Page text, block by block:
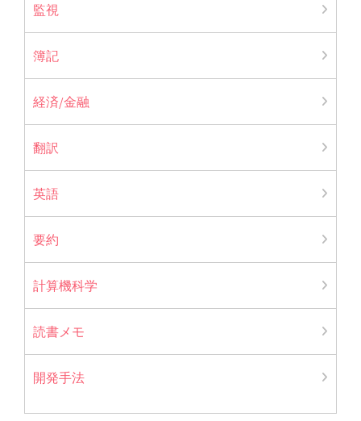
監視
簿記
経済/金融
翻訳
英語
要約
計算機科学
読書メモ
開発手法